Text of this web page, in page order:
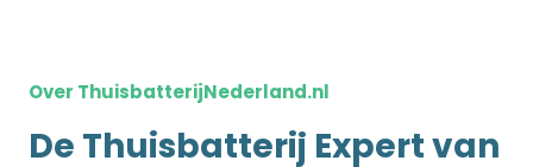
Over ThuisbatterijNederland.nl
De Thuisbatterij Expert van